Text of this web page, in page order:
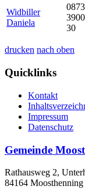
Widbiller
Daniela
30
drucken nach oben
Quicklinks
Kontakt
Impressum
Datenschutz
Gemeinde
Rathausweg 2,
84164 Moosthenning